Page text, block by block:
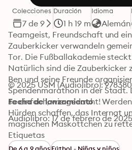
Colecciones
7 de 9
Duración
1 h 19 m
Idioma
Alemán
Teamgeist, Freundschaft und
Zauberkicker verwandeln
Tor. Die Fußballakademie
Natürlich sind die Zauberkicker
Ben und seine Freunde
Spendenmarathon in der Stadt.
so einfach, wie gedacht!
Hürden schaffen, das Internat
magischen Maskottchen zu
© 2025 USM (Audiolibro):
Fecha de lanzamiento
Audiolibro: 17 de febrero de
Etiquetas